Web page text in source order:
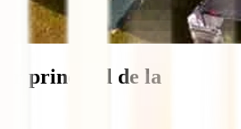
principal de la